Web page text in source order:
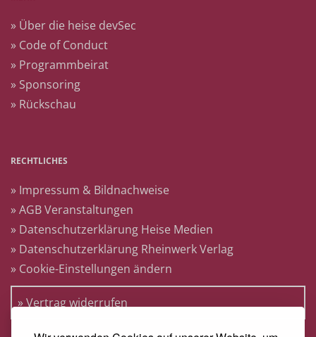
» Über die heise devSec
» Code of Conduct
» Programmbeirat
» Sponsoring
» Rückschau
RECHTLICHES
» Impressum & Bildnachweise
» AGB Veranstaltungen
» Datenschutzerklärung Heise Medien
» Datenschutzerklärung Rheinwerk Verlag
» Cookie-Einstellungen ändern
» Vertrag widerrufen